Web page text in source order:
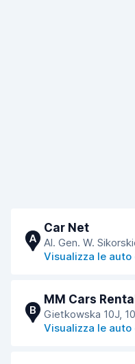
A
Car Net
Al. Gen. W.
Visualizza le auto
B
MM Cars Rental
Gietkowska 10J,
Visualizza le auto